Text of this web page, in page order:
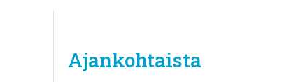
Ajankohtaista